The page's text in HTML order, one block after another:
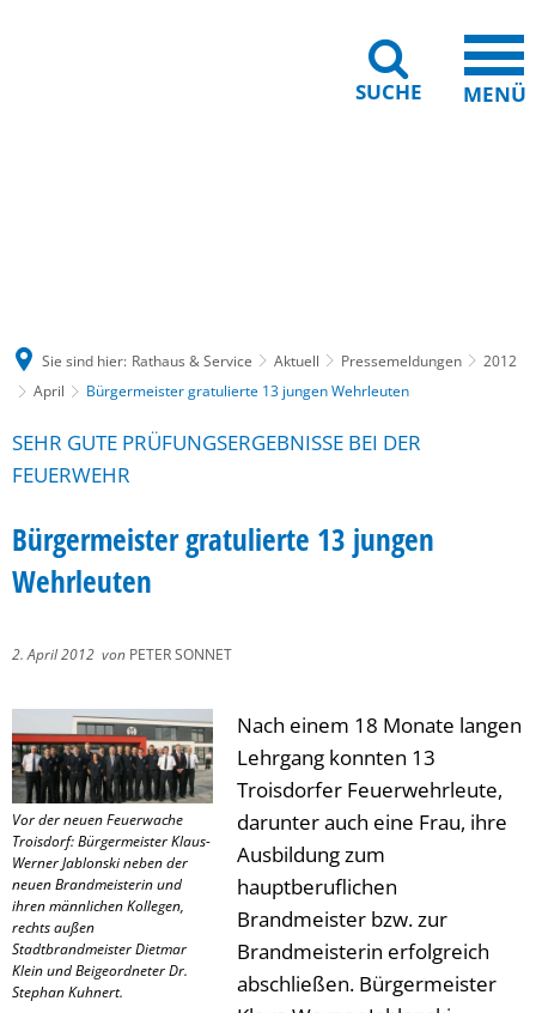
SUCHE MENÜ
Sie sind hier: Rathaus & Service Aktuell Pressemeldungen
2012
April
Bürgermeister gratulierte 13 jungen Wehrleuten
SEHR GUTE PRÜFUNGSERGEBNISSE BEI DER
FEUERWEHR
Bürgermeister gratulierte 13 jungen
Wehrleuten
2. April 2012 von PETER SONNET
Vor der neuen Feuerwache
Troisdorf: Bürgermeister Klaus-
Werner Jablonski neben der
neuen Brandmeisterin und
ihren männlichen Kollegen,
rechts außen
Stadtbrandmeister Dietmar
Klein und Beigeordneter Dr.
Stephan Kuhnert.
Nach einem 18 Monate langen
Lehrgang konnten 13
Troisdorfer Feuerwehrleute,
darunter auch eine Frau, ihre
Ausbildung zum
hauptberuflichen
Brandmeister bzw. zur
Brandmeisterin erfolgreich
abschließen. Bürgermeister